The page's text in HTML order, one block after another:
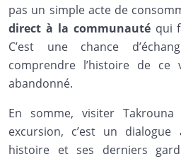
pas un simple acte de
direct à la communautéqui
C’est une chance
comprendre l’histoire de
abandonné.
En somme, visiter
excursion, c’est un
histoire et ses derniers